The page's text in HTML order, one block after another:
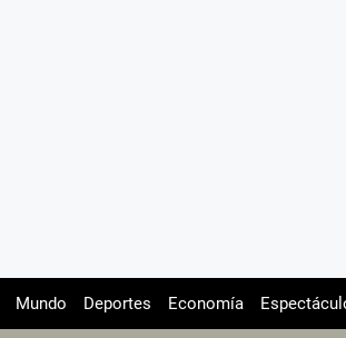
Mundo Deportes Economía